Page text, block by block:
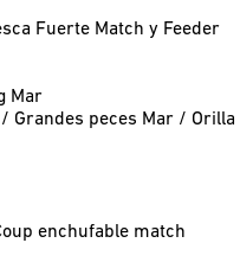
Fuerte Match y Feeder
Mar
Grandes peces Mar / Orilla
enchufable match